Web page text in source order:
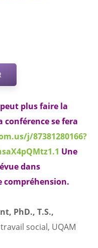
plus faire la
conférence se fera
j/87381280166?
Une
dans
compréhension.
PhD., T.S.,
social, UQAM